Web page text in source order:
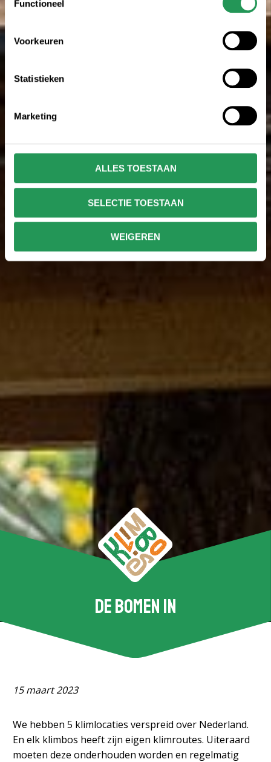
Functioneel
Voorkeuren
Statistieken
Marketing
ALLES TOESTAAN
SELECTIE TOESTAAN
WEIGEREN
DE BOMEN IN
15 maart 2023
We hebben 5 klimlocaties verspreid over Nederland.
En elk klimbos heeft zijn eigen klimroutes. Uiteraard
moeten deze onderhouden worden en regelmatig